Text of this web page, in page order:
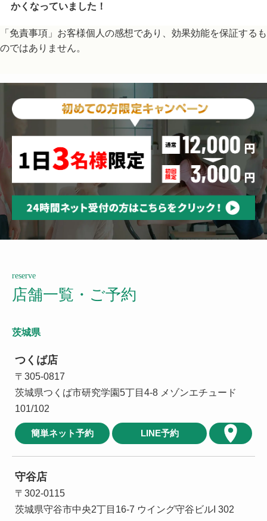
かくなっていました！
「免責事項」お客様個人の感想であり、効果効能を保証するも
のではありません。
reserve
店舗一覧・ご予約
茨城県
つくば店
〒305-0817
茨城県つくば市研究学園5丁目4-8 メゾンエチュード
101/102
簡単ネット予約 LINE予約
守谷店
〒302-0115
茨城県守谷市中央2丁目16-7 ウイング守谷ビルI 302